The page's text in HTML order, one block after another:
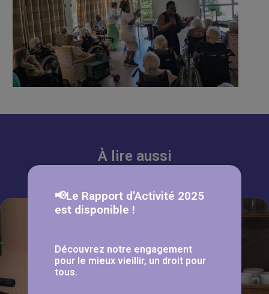
À lire aussi
📢Le Rapport d’Activité 2025
est disponible !
Découvrez notre engagement
pour le mieux vieillir, un droit pour
tous.